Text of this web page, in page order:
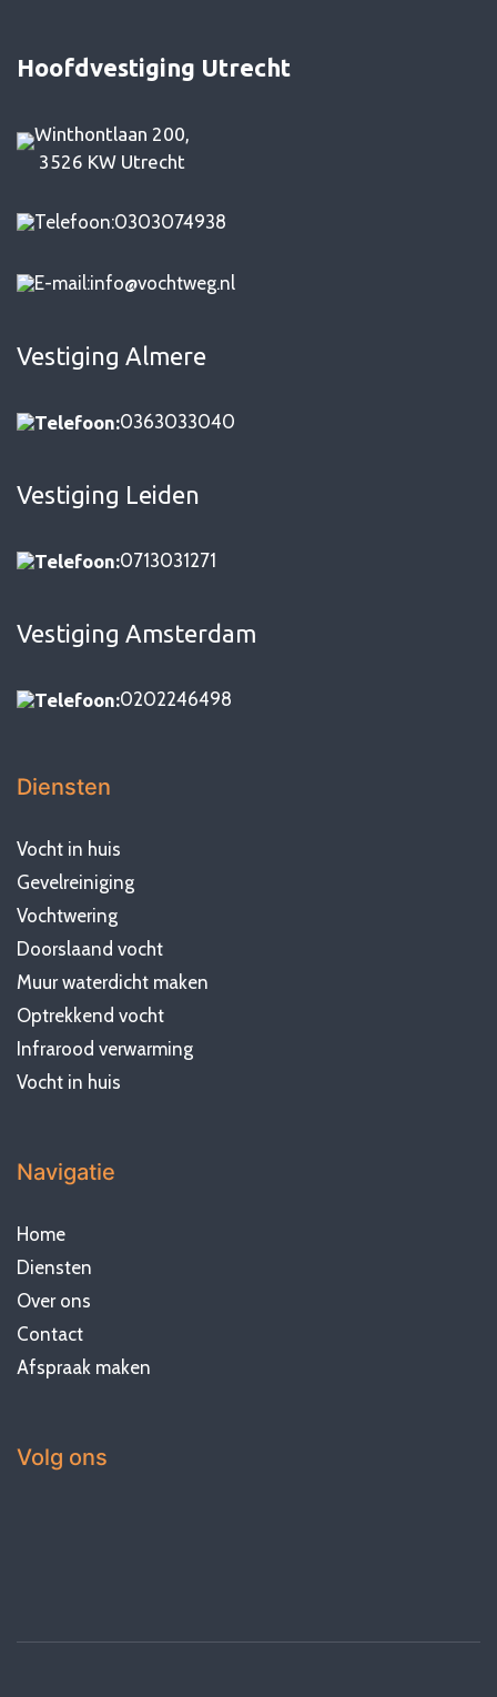
Hoofdvestiging Utrecht
Winthontlaan 200,
3526 KW Utrecht
0303074938
info@vochtweg.nl
Vestiging Almere
Telefoon:0363033040
Vestiging Leiden
Telefoon:0713031271
Vestiging Amsterdam
Telefoon:0202246498
Diensten
Vocht in huis
Gevelreiniging
Vochtwering
Doorslaand vocht
Muur waterdicht maken
Optrekkend vocht
Infrarood verwarming
Vocht in huis
Navigatie
Home
Diensten
Over ons
Contact
Afspraak maken
Volg ons